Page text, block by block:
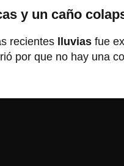
y un caño
recientes lluvias fue
por que no hay una